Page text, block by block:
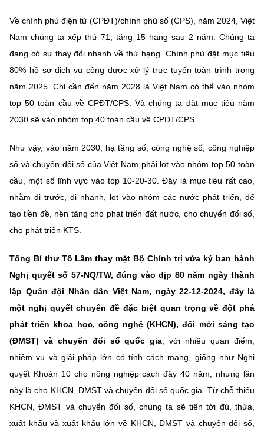
Về chính phủ điện tử (CPĐT)/chính phủ số (CPS), năm 2024, Việt
Nam chúng ta xếp thứ 71, tăng 15 hạng sau 2 năm. Chúng ta
đang có sự thay đổi nhanh về thứ hạng. Chính phủ đặt mục tiêu
80% hồ sơ dịch vụ công được xử lý trực tuyến toàn trình trong
năm 2025. Chỉ cần đến năm 2028 là Việt Nam có thể vào nhóm
top 50 toàn cầu về CPĐT/CPS. Và chúng ta đặt mục tiêu năm
2030 sẽ vào nhóm top 40 toàn cầu về CPĐT/CPS.
Như vậy, vào năm 2030, hạ tầng số, công nghệ số, công nghiệp
số và chuyển đổi số của Việt Nam phải lọt vào nhóm top 50 toàn
cầu, một số lĩnh vực vào top 10-20-30. Đây là mục tiêu rất cao,
nhằm đi trước, đi nhanh, lọt vào nhóm các nước phát triển, để
tạo tiền đề, nền tảng cho phát triển đất nước, cho chuyển đổi số,
cho phát triển KTS.
Tổng Bí thư Tô Lâm thay mặt Bộ Chính trị vừa ký ban hành
Nghị quyết số 57-NQ/TW, đúng vào dịp 80 năm ngày thành
lập Quân đội Nhân dân Việt Nam, ngày 22-12-2024, đây là
một nghị quyết chuyên đề đặc biệt quan trọng về đột phá
phát triển khoa học, công nghệ (KHCN), đổi mới sáng tạo
(ĐMST) và chuyển đổi số quốc gia, với nhiều quan điểm,
nhiệm vụ và giải pháp lớn có tính cách mạng, giống như Nghị
quyết Khoán 10 cho nông nghiệp cách đây 40 năm, nhưng lần
này là cho KHCN, ĐMST và chuyển đổi số quốc gia. Từ chỗ thiếu
KHCN, ĐMST và chuyển đổi số, chúng ta sẽ tiến tới đủ, thừa,
xuất khẩu và xuất khẩu lớn về KHCN, ĐMST và chuyển đổi số,